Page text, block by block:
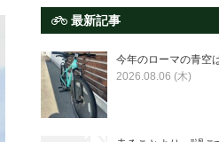
最新記事
今年のローマの青空
2026.08.06 (木)